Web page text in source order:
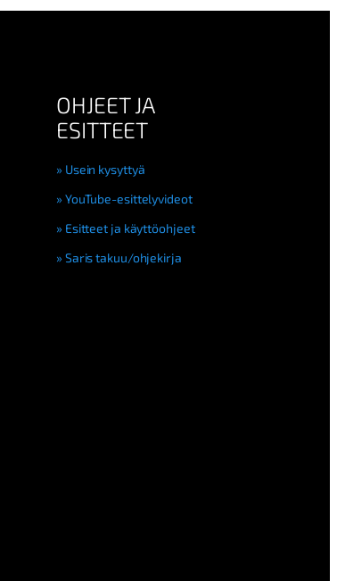
OHJEET JA
ESITTEET
Usein kysyttyä
YouTube-esittelyvideot
Esitteet ja käyttöohjeet
Saris takuu/ohjekirja